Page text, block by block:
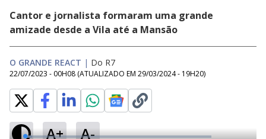
Cantor e jornalista formaram uma grande
amizade desde a Vila até a Mansão
O GRANDE REACT | Do R7
22/07/2023 - 00H08 (ATUALIZADO EM 29/03/2024 - 19H20)
A+ A-